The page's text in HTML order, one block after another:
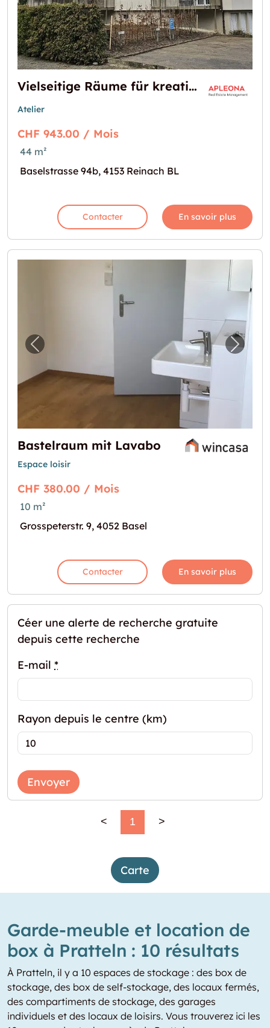
Vielseitige Räume für kreative und private Projekte
Atelier
CHF 943.00 / Mois
44 m²
Baselstrasse 94b, 4153 Reinach BL
Contacter En savoir plus
Image précédente pour "Bastelraum mit
Bastelraum mit Lavabo
Espace loisir
CHF 380.00 / Mois
10 m²
Grosspeterstr. 9, 4052 Basel
Contacter En savoir plus
Céer une alerte de recherche gratuite
depuis cette recherche
E-mail *
Rayon depuis le centre (km)
Envoyer
< 1 >
Carte
Garde-meuble et location de
box à Pratteln : 10 résultats
À Pratteln, il y a 10 espaces de stockage : des box de
stockage, des box de self-stockage, des locaux fermés,
des compartiments de stockage, des garages
individuels et des locaux de loisirs. Vous trouverez ici les